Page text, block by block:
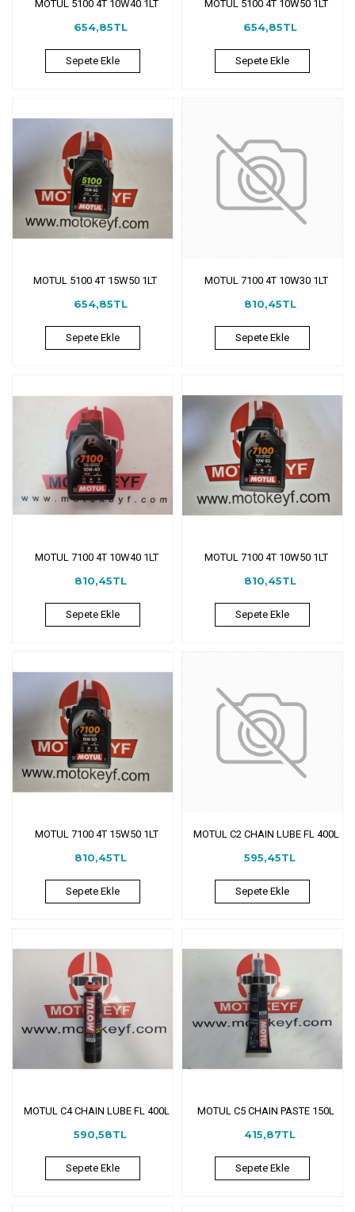
MOTUL 5100 4T 10W40 1LT
654,85TL
Sepete Ekle
MOTUL 5100 4T 10W50 1LT
654,85TL
Sepete Ekle
MOTUL 5100 4T 15W50 1LT
654,85TL
Sepete Ekle
MOTUL 7100 4T 10W30 1LT
810,45TL
Sepete Ekle
MOTUL 7100 4T 10W40 1LT
810,45TL
Sepete Ekle
MOTUL 7100 4T 10W50 1LT
810,45TL
Sepete Ekle
MOTUL 7100 4T 15W50 1LT
810,45TL
Sepete Ekle
MOTUL C2 CHAIN LUBE FL 400L
595,45TL
Sepete Ekle
MOTUL C4 CHAIN LUBE FL 400L
590,58TL
Sepete Ekle
MOTUL C5 CHAIN PASTE 150L
415,87TL
Sepete Ekle